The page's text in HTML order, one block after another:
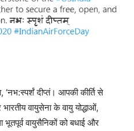
दीप्तं। आपकी कीर्ति से
वायुसेना के वायु योद्धाओं,
वायुसैनिकों को बधाई और